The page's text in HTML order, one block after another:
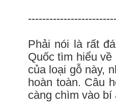
Phải nói là rất
Quốc tìm hiểu
của loại gỗ này,
hoàn toàn. Câu
càng chìm vào bí